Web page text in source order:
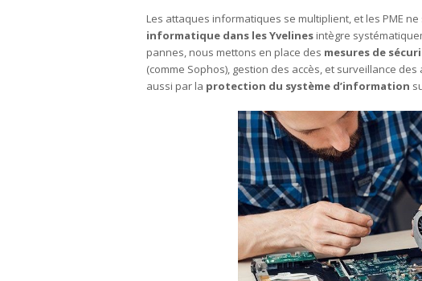
Les attaques informatiques se multiplient, et les PME
informatique dans les Yvelines intègre
pannes, nous mettons en place des mesures de
(comme Sophos), gestion des accès, et surveillance
aussi par la protection du système d’information